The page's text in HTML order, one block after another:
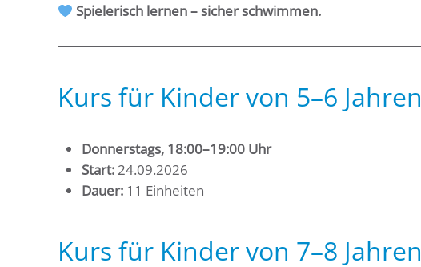
Spielerisch lernen – sicher schwimmen.
Kurs für Kinder von 5–6 Jahren
Donnerstags, 18:00–19:00 Uhr
Start:24.09.2026
Dauer: 11 Einheiten
Kurs für Kinder von 7–8 Jahren